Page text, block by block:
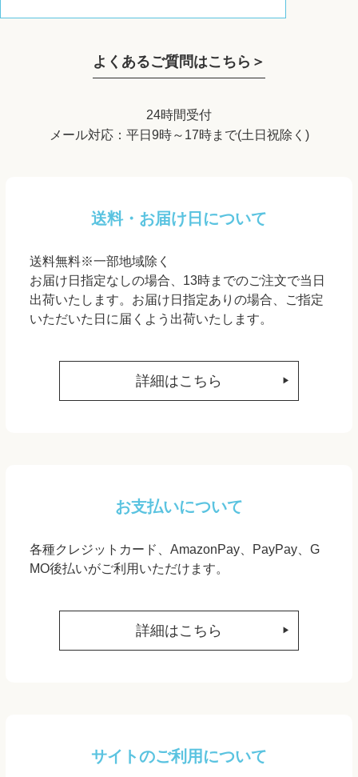
よくあるご質問はこちら＞
24時間受付
メール対応：平日9時～17時まで(土日祝除く)
送料・お届け日について
送料無料※一部地域除く
お届け日指定なしの場合、13時までのご注文で当日
出荷いたします。お届け日指定ありの場合、ご指定
いただいた日に届くよう出荷いたします。
詳細はこちら
お支払いについて
各種クレジットカード、AmazonPay、PayPay、G
MO後払いがご利用いただけます。
詳細はこちら
サイトのご利用について